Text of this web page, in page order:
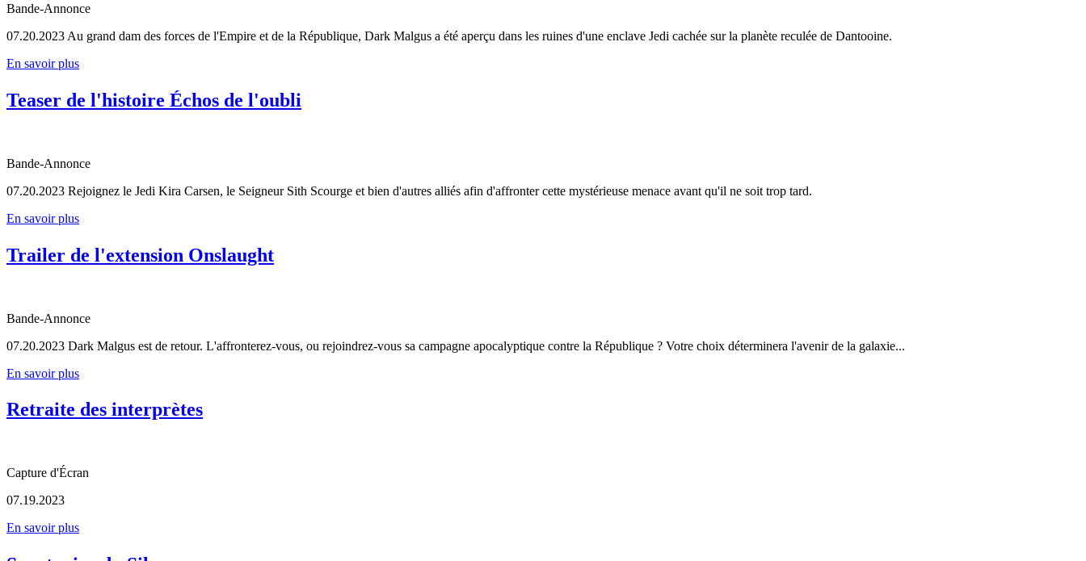
Bande-Annonce
07.20.2023 Au grand dam des forces de l'Empire et de la République, Dark Malgus a été aperçu dans les ruines d'une enclave Jedi cachée sur la planète reculée de Dantooine.
En savoir plus
Teaser de l'histoire Échos de l'oubli
Bande-Annonce
07.20.2023 Rejoignez le Jedi Kira Carsen, le Seigneur Sith Scourge et bien d'autres alliés afin d'affronter cette mystérieuse menace avant qu'il ne soit trop tard.
En savoir plus
Trailer de l'extension Onslaught
Bande-Annonce
07.20.2023 Dark Malgus est de retour. L'affronterez-vous, ou rejoindrez-vous sa campagne apocalyptique contre la République ? Votre choix déterminera l'avenir de la galaxie...
En savoir plus
Retraite des interprètes
Capture d'Écran
07.19.2023
En savoir plus